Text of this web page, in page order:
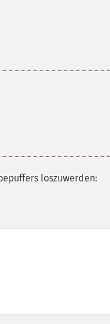
loszuwerden: